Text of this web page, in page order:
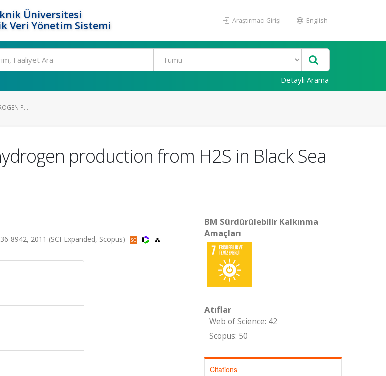
Üniversitesi
Veri Yönetim Sistemi
Araştırmacı Girişi English
Detaylı Arama
P...
production from H2S in Black Sea
8942, 2011 (SCI-Expanded, Scopus)
BM Sürdürülebilir Kalkınma
Amaçları
Atıflar
Web of Science: 42
Scopus: 50
Citations